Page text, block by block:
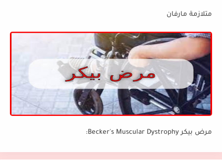
متلازمة مارفان
مرض بيكر Becker's Muscular Dystrophy: